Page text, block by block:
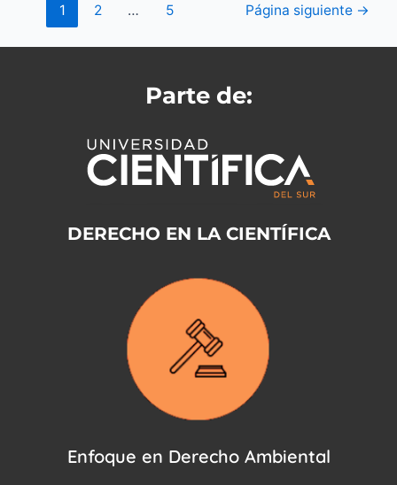
1 2 … 5 Página siguiente →
Parte de:
DERECHO EN LA CIENTÍFICA
Enfoque en Derecho Ambiental